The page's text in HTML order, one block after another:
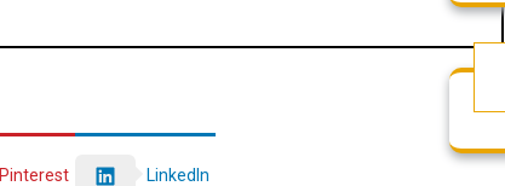
Pinterest LinkedIn